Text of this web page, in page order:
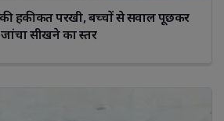
हकीकत परखी, बच्चों से सवाल पूछकर
जांचा सीखने का स्तर